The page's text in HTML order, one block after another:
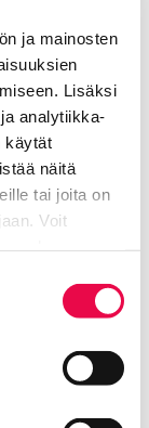
ja mainosten
Lisäksi
analytiikka-
käytät
näitä
tai joita on
Voit
Kukka